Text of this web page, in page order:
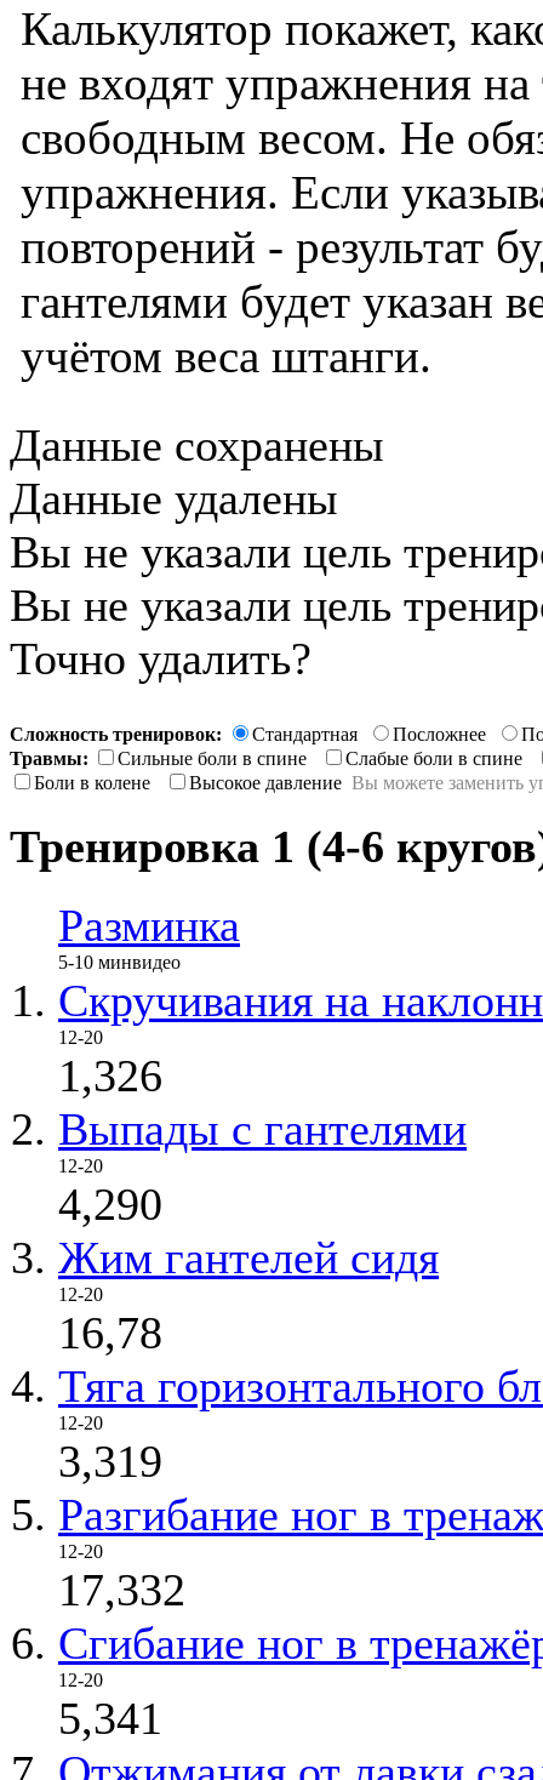
Калькулятор покажет,
не входят упражнения на
свободным весом. Не
упражнения. Если
повторений - результат
гантелями будет указан
учётом веса штанги.
Данные сохранены
Данные удалены
Вы не указали цель
Вы не указали цель
Точно удалить?
Сложность тренировок: Стандартная Посложнее
Травмы:
Сильные боли в спине
Слабые боли в спине
Боли в колене
Высокое давление Вы можете заменить
Тренировка 1 (4-6
Разминка
5-10 минвидео
Скручивания на
12-20
1,326
Выпады с гантелями
12-20
4,290
Жим гантелей сидя
12-20
16,78
Тяга горизонтального
12-20
3,319
Разгибание ног в
12-20
17,332
Сгибание ног в
12-20
5,341